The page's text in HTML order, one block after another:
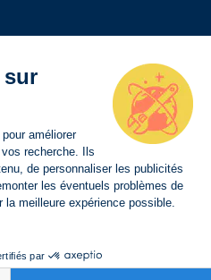
sur
améliorer
recherche. Ils
de personnaliser les publicités
les éventuels problèmes de
meilleure expérience possible.
par
BESOIN D’AIDE